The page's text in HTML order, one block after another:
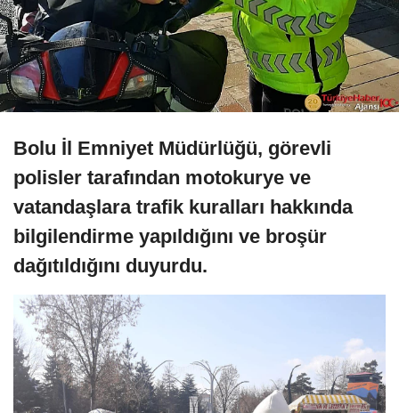
Bolu İl Emniyet Müdürlüğü, görevli
polisler tarafından motokurye ve
vatandaşlara trafik kuralları hakkında
bilgilendirme yapıldığını ve broşür
dağıtıldığını duyurdu.